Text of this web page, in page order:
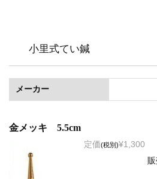
小里式てい鍼
メーカー
金メッキ 5.5cm
定価(税別)¥1,300